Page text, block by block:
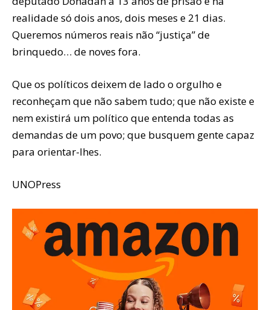
realidade só dois anos, dois meses e 21 dias.
Queremos números reais não “justiça” de
brinquedo… de noves fora.
Que os políticos deixem de lado o orgulho e
reconheçam que não sabem tudo; que não existe e
nem existirá um político que entenda todas as
demandas de um povo; que busquem gente capaz
para orientar-lhes.
UNOPress